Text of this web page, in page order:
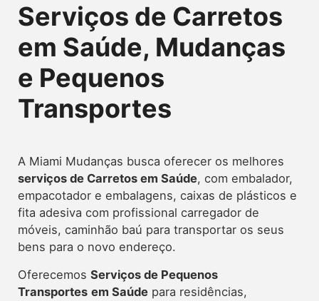
Serviços de Carretos
em Saúde, Mudanças
e Pequenos
Transportes
A Miami Mudanças busca oferecer os melhores
serviços de Carretos em Saúde, com embalador,
empacotador e embalagens, caixas de plásticos e
fita adesiva com profissional carregador de
móveis, caminhão baú para transportar os seus
bens para o novo endereço.
Oferecemos Serviços de Pequenos
Transportes em Saúde para residências,